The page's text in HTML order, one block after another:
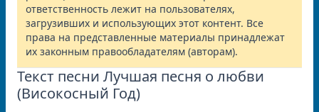
ответственность лежит на пользователях,
загрузивших и использующих этот контент. Все
права на представленные материалы принадлежат
их законным правообладателям (авторам).
Текст песни Лучшая песня о любви
(Високосный Год)